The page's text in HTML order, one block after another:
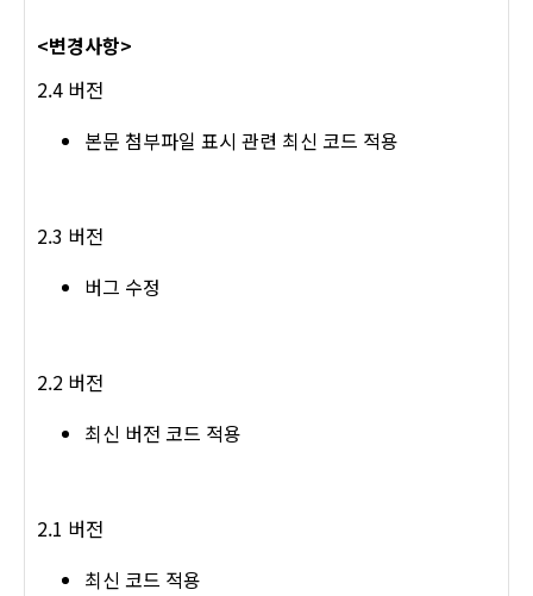
<변경사항>
2.4 버전
본문 첨부파일 표시 관련 최신 코드 적용
2.3 버전
버그 수정
2.2 버전
최신 버전 코드 적용
2.1 버전
최신 코드 적용